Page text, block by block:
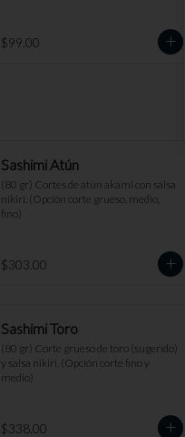
$99.00
Sashimi Atún
(80 gr) Cortes de atún akami con salsa
nikiri. (Opción corte grueso, medio,
fino)
$303.00
Sashimi Toro
(80 gr) Corte grueso de toro (sugerido)
y salsa nikiri. (Opción corte fino y
medio)
$338.00